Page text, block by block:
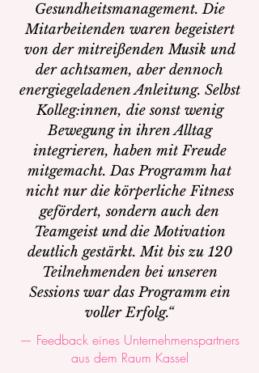
Gesundheitsmanagement. Die
Mitarbeitenden waren begeistert
von der mitreißenden Musik und
der achtsamen, aber dennoch
energiegeladenen Anleitung. Selbst
Kolleg:innen, die sonst wenig
Bewegung in ihren Alltag
integrieren, haben mit Freude
mitgemacht. Das Programm hat
nicht nur die körperliche Fitness
gefördert, sondern auch den
Teamgeist und die Motivation
deutlich gestärkt. Mit bis zu 120
Teilnehmenden bei unseren
Sessions war das Programm ein
voller Erfolg.“
— Feedback eines Unternehmenspartners
aus dem Raum Kassel